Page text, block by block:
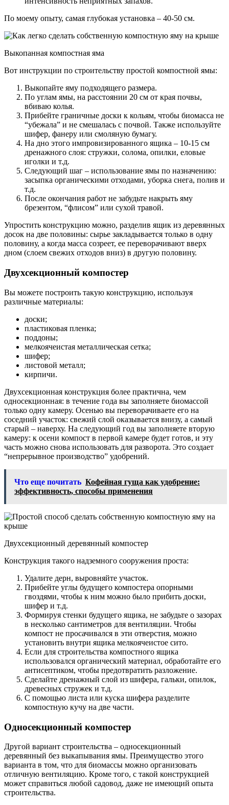
По моему опыту, самая глубокая установка – 40-50 см.
Выкопанная компостная яма
Вот инструкции по строительству простой компостной ямы:
Выкопайте яму подходящего размера.
По углам ямы, на расстоянии 20 см от края почвы,
вбиваю колья.
Прибейте граничные доски к кольям, чтобы биомасса не
“убежала” и не смешалась с почвой. Также используйте
шифер, фанеру или смоляную бумагу.
На дно этого импровизированного ящика – 10-15 см
дренажного слоя: стружки, солома, опилки, еловые
иголки и т.д.
Следующий шаг – использование ямы по назначению:
засыпка органическими отходами, уборка снега, полив и
т.д.
После окончания работ не забудьте накрыть яму
брезентом, “флисом” или сухой травой.
Упростить конструкцию можно, разделив ящик из деревянных
досок на две половины: сырье закладывается только в одну
половину, а когда масса созреет, ее переворачивают вверх
дном (слоем свежих отходов вниз) в другую половину.
Двухсекционный компостер
Вы можете построить такую конструкцию, используя
различные материалы:
доски;
пластиковая пленка;
поддоны;
мелкоячеистая металлическая сетка;
шифер;
листовой металл;
кирпичи.
Двухсекционная конструкция более практична, чем
односекционная: в течение года вы заполняете биомассой
только одну камеру. Осенью вы переворачиваете его на
соседний участок: свежий слой оказывается внизу, а самый
старый – наверху. На следующий год вы заполняете вторую
камеру: к осени компост в первой камере будет готов, и эту
часть можно снова использовать для разворота. Это создает
“непрерывное производство” удобрений.
Что еще почитать Кофейная гуща как удобрение:
эффективность, способы применения
Двухсекционный деревянный компостер
Конструкция такого надземного сооружения проста:
Удалите дерн, выровняйте участок.
Прибейте углы будущего компостера опорными
гвоздями, чтобы к ним можно было прибить доски,
шифер и т.д.
Формируя стенки будущего ящика, не забудьте о зазорах
в несколько сантиметров для вентиляции. Чтобы
компост не просачивался в эти отверстия, можно
установить внутри ящика мелкоячеистое сито.
Если для строительства компостного ящика
использовался органический материал, обработайте его
антисептиком, чтобы предотвратить разложение.
Сделайте дренажный слой из шифера, гальки, опилок,
древесных стружек и т.д.
С помощью листа или куска шифера разделите
компостную кучу на две части.
Односекционный компостер
Другой вариант строительства – односекционный
деревянный без выкапывания ямы. Преимущество этого
варианта в том, что для биомассы можно организовать
отличную вентиляцию. Кроме того, с такой конструкцией
может справиться любой садовод, даже не имеющий опыта
строительства.